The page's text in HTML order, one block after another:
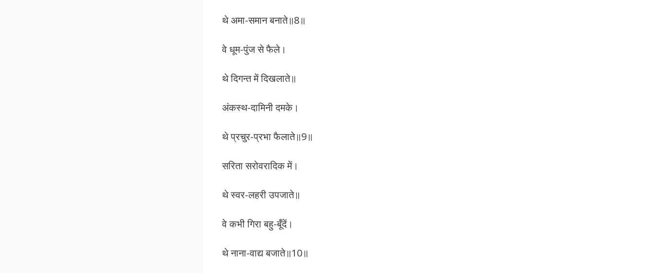
थे अमा-समान बनाते॥8॥
वे धूम-पुंज से फैले।
थे दिगन्त में दिखलाते॥
अंकस्थ-दामिनी दमके।
थे प्रचुर-प्रभा फैलाते॥9॥
सरिता सरोवरादिक में।
थे स्वर-लहरी उपजाते॥
वे कभी गिरा बहु-बूँदें।
थे नाना-वाद्य बजाते॥10॥